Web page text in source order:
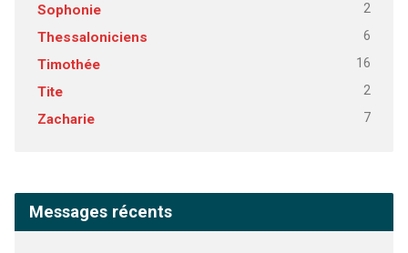
Sophonie 2
Thessaloniciens 6
Timothée 16
Tite 2
Zacharie 7
Messages récents